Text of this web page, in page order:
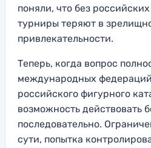
поняли, что без
турниры теряют в
привлекательности.
Теперь, когда вопрос
международных
российского фигурного
возможность действовать
последовательно.
сути, попытка